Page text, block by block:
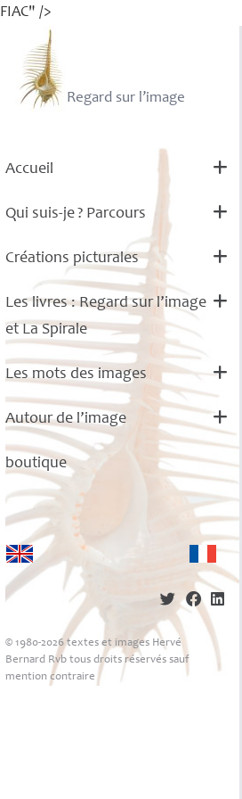
FIAC" />
Regard sur l’image
Accueil
Qui suis-je? Parcours
Créations picturales
Les livres : Regard sur l’image
et La Spirale
Les mots des images
Autour de l’image
boutique
© 1980-2026 textes et images Hervé
Bernard Rvb tous droits réservés sauf
mention contraire